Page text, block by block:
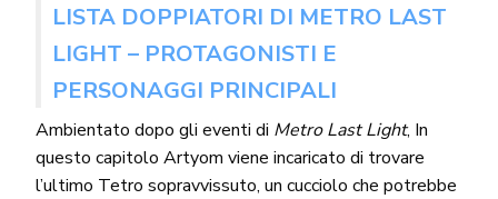
LISTA DOPPIATORI DI METRO LAST
LIGHT – PROTAGONISTI E
PERSONAGGI PRINCIPALI
Ambientato dopo gli eventi di Metro Last Light, In
questo capitolo Artyom viene incaricato di trovare
l’ultimo Tetro sopravvissuto, un cucciolo che potrebbe